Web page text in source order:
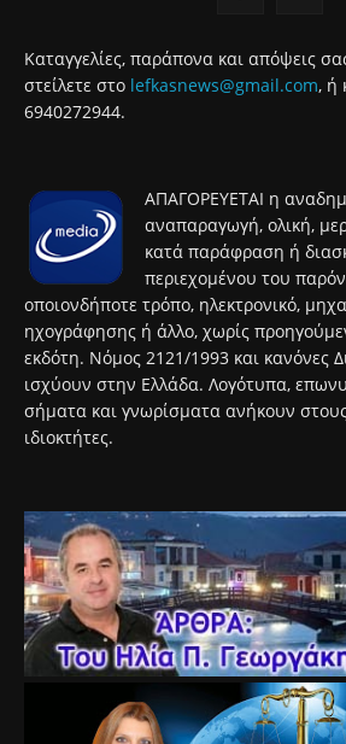
Καταγγελίες, παράπονα και απόψεις
στείλετε στο lefkasnews@gmail.com, ή
6940272944.
ΑΠΑΓΟΡΕΥΕΤΑΙ η
αναπαραγωγή, ολική,
κατά παράφραση ή
περιεχομένου του
οποιονδήποτε τρόπο, ηλεκτρονικό,
ηχογράφησης ή άλλο, χωρίς
εκδότη. Νόμος 2121/1993 και κανόνες
ισχύουν στην Ελλάδα. Λογότυπα,
σήματα και γνωρίσματα ανήκουν
ιδιοκτήτες.